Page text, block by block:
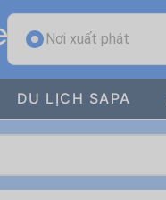
Nơi xuất phát
DU LỊCH SAPA